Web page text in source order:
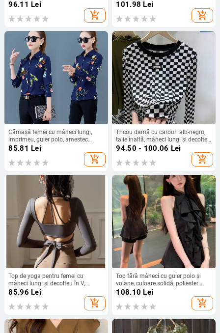
croială lejeră
96.11 Lei
add_shopping_cart
siluetă subțire și stil elegant
101.98 Lei
add_shopping_cart
Cămașă femei cu mâneci lungi,
imprimeu, guler polo, amestec
poliester/spandex (91-99% poliester,
spandex sub 10%), stil urban lejer
85.81 Lei
add_shopping_cart
Tricou damă cu carouri alb-negru,
talie înaltă, mâneci lungi și decolteu
rotund.
94.50 - 100.06 Lei
add_shopping_cart
Top de yoga pentru femei cu
mâneci lungi și decolteu în V,
poliester 90–95%, lungime scurtă
85.96 Lei
add_shopping_cart
Top fără mâneci cu guler polo și
volane, culoare solidă, poliester
amestec, croială lejeră, lungime
standard 50–65 cm, primăvara
2025
108.10 Lei
add_shopping_cart